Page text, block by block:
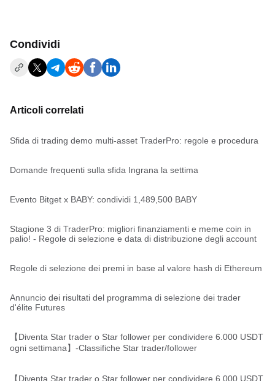
Condividi
Articoli correlati
Sfida di trading demo multi-asset TraderPro: regole e procedura
Domande frequenti sulla sfida Ingrana la settima
Evento Bitget x BABY: condividi 1,489,500 BABY
Stagione 3 di TraderPro: migliori finanziamenti e meme coin in
palio! - Regole di selezione e data di distribuzione degli account
Regole di selezione dei premi in base al valore hash di Ethereum
Annuncio dei risultati del programma di selezione dei trader
d'élite Futures
【Diventa Star trader o Star follower per condividere 6.000 USDT
ogni settimana】-Classifiche Star trader/follower
【Diventa Star trader o Star follower per condividere 6.000 USDT